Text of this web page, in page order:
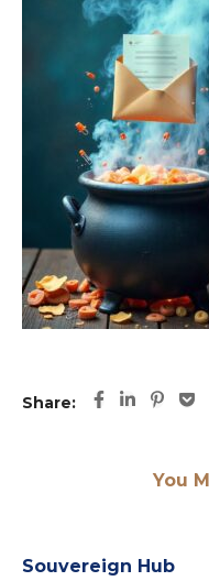
Share:
You
Souvereign Hub